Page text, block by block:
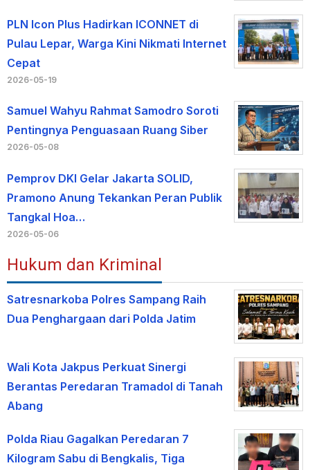
PLN Icon Plus Hadirkan ICONNET di
Pulau Lepar, Warga Kini Nikmati Internet
Cepat
2026-05-19
Samuel Wahyu Rahmat Samodro Soroti
Pentingnya Penguasaan Ruang Siber
2026-05-08
Pemprov DKI Gelar Jakarta SOLID,
Pramono Anung Tekankan Peran Publik
Tangkal Hoa…
2026-05-06
Hukum dan Kriminal
Satresnarkoba Polres Sampang Raih
Dua Penghargaan dari Polda Jatim
Wali Kota Jakpus Perkuat Sinergi
Berantas Peredaran Tramadol di Tanah
Abang
Polda Riau Gagalkan Peredaran 7
Kilogram Sabu di Bengkalis, Tiga